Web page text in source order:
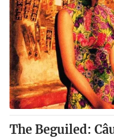
The Beguiled: